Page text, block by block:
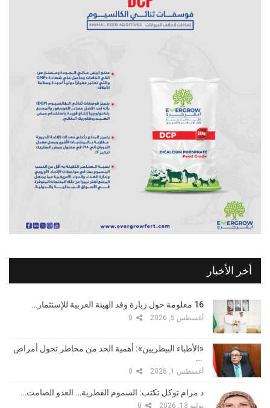
أخر الأخبار
16 معلومة حول زيارة وفد الهيئة العربية للإستثمار…
أغسطس 5, 2026
«الأطباء البيطريين»: أهمية الحد من مخاطر تحول أمراض
…
أغسطس 1, 2026
د مرام توكل تكتب: السموم الفطرية… العدو الصامت…
يوليو 13, 2026